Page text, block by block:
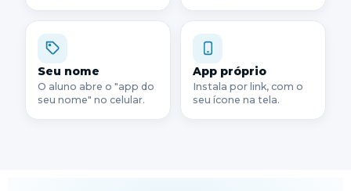
Seu nome
O aluno abre o "app do
seu nome" no celular.
App próprio
Instala por link, com o
seu ícone na tela.